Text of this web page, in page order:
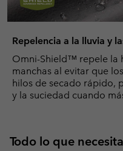
Repelencia a la lluvia y
Omni-Shield™ repele la
manchas al evitar que
hilos de secado rápido,
y la suciedad cuando
Todo lo que